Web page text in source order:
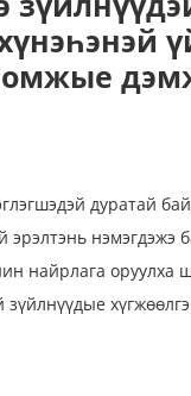
дуратай
нэмэгдэжэ
найрлага оруулха
хүгжөөлгэ